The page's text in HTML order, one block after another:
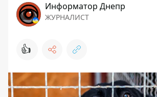
Информатор Днепр
ЖУРНАЛИСТ
👍